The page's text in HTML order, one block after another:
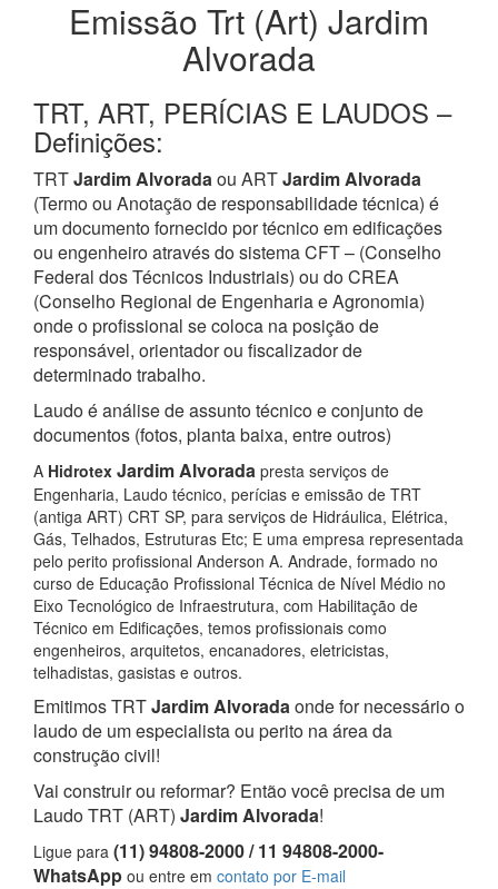
Emissão Trt (Art) Jardim
Alvorada
TRT, ART, PERÍCIAS E LAUDOS –
Definições:
TRTJardim Alvoradaou ARTJardim Alvorada
(Termo ou Anotação de responsabilidade técnica) é
um documento fornecido por técnico em edificações
ou engenheiro através do sistema CFT – (Conselho
Federal dos Técnicos Industriais) ou do CREA
(Conselho Regional de Engenharia e Agronomia)
onde o profissional se coloca na posição de
responsável, orientador ou fiscalizador de
determinado trabalho.
Laudo é análise de assunto técnico e conjunto de
documentos (fotos, planta baixa, entre outros)
A Hidrotex Jardim Alvorada presta serviços de
Engenharia, Laudo técnico, perícias e emissão de TRT
(antiga ART) CRT SP, para serviços de Hidráulica, Elétrica,
Gás, Telhados, Estruturas Etc; E uma empresa representada
pelo perito profissional Anderson A. Andrade, formado no
curso de Educação Profissional Técnica de Nível Médio no
Eixo Tecnológico de Infraestrutura, com Habilitação de
Técnico em Edificações, temos profissionais como
engenheiros, arquitetos, encanadores, eletricistas,
telhadistas, gasistas e outros.
Emitimos TRTJardim Alvoradaonde for necessário o
laudo de um especialista ou perito na área da
construção civil!
Vai construir ou reformar? Então você precisa de um
Laudo TRT (ART) Jardim Alvorada!
Ligue para (11) 94808-2000 / 11 94808-2000-
WhatsApp ou entre em contato por E-mail